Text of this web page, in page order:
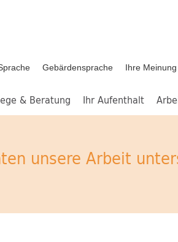
Gebärdensprache Ihre Meinung
& Beratung Ihr Aufenthalt
unsere Arbeit